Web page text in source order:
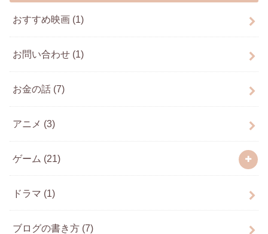
おすすめ映画 (1)
お問い合わせ (1)
お金の話 (7)
アニメ (3)
ゲーム (21)
ドラマ (1)
ブログの書き方 (7)